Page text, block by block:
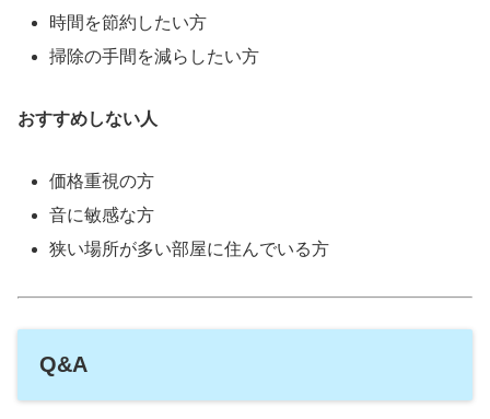
時間を節約したい方
掃除の手間を減らしたい方
おすすめしない人
価格重視の方
音に敏感な方
狭い場所が多い部屋に住んでいる方
Q&A